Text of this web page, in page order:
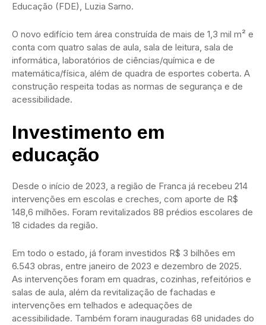
Educação (FDE), Luzia Sarno.
O novo edifício tem área construída de mais de 1,3 mil m² e
conta com quatro salas de aula, sala de leitura, sala de
informática, laboratórios de ciências/química e de
matemática/física, além de quadra de esportes coberta. A
construção respeita todas as normas de segurança e de
acessibilidade.
Investimento em
educação
Desde o início de 2023, a região de Franca já recebeu 214
intervenções em escolas e creches, com aporte de R$
148,6 milhões. Foram revitalizados 88 prédios escolares de
18 cidades da região.
Em todo o estado, já foram investidos R$ 3 bilhões em
6.543 obras, entre janeiro de 2023 e dezembro de 2025.
As intervenções foram em quadras, cozinhas, refeitórios e
salas de aula, além da revitalização de fachadas e
intervenções em telhados e adequações de
acessibilidade. Também foram inauguradas 68 unidades do